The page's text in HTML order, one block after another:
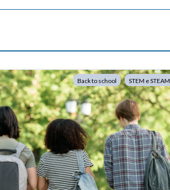
Back to school STEM e STEAM